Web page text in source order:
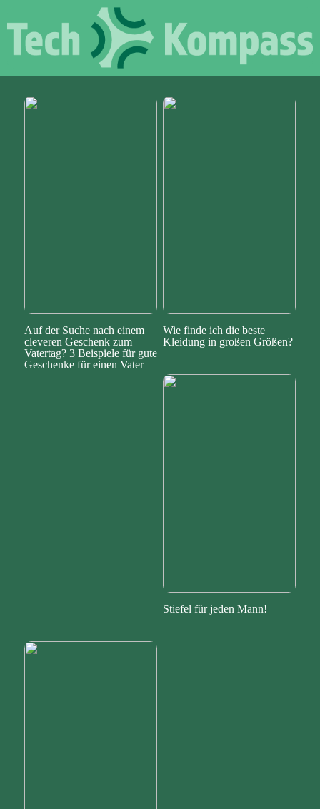
Auf der Suche nach einem
cleveren Geschenk zum
Vatertag? 3 Beispiele für gute
Geschenke für einen Vater
Wie finde ich die beste
Kleidung in großen Größen?
Stiefel für jeden Mann!